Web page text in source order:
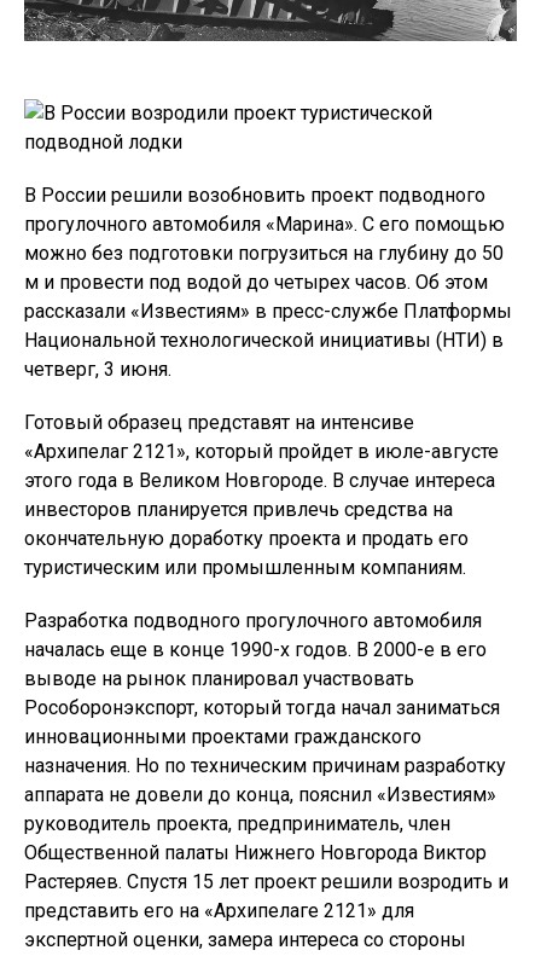
В России решили возобновить проект подводного
прогулочного автомобиля «Марина». С его помощью
можно без подготовки погрузиться на глубину до 50
м и провести под водой до четырех часов. Об этом
рассказали «Известиям» в пресс-службе Платформы
Национальной технологической инициативы (НТИ) в
четверг, 3 июня.
Готовый образец представят на интенсиве
«Архипелаг 2121», который пройдет в июле-августе
этого года в Великом Новгороде. В случае интереса
инвесторов планируется привлечь средства на
окончательную доработку проекта и продать его
туристическим или промышленным компаниям.
Разработка подводного прогулочного автомобиля
началась еще в конце 1990-х годов. В 2000-е в его
выводе на рынок планировал участвовать
Рособоронэкспорт, который тогда начал заниматься
инновационными проектами гражданского
назначения. Но по техническим причинам разработку
аппарата не довели до конца, пояснил «Известиям»
руководитель проекта, предприниматель, член
Общественной палаты Нижнего Новгорода Виктор
Растеряев. Спустя 15 лет проект решили возродить и
представить его на «Архипелаге 2121» для
экспертной оценки, замера интереса со стороны